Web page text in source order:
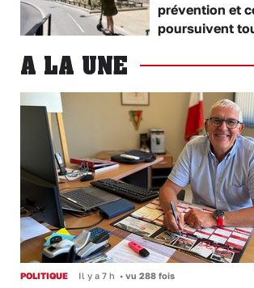
prévention et
poursuivent
A LA UNE
POLITIQUE Il y a 7 h • vu 288 fois